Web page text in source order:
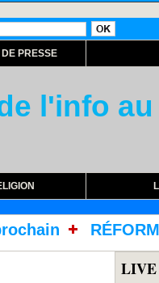
DE PRESSE
l'info au
TRAITEMENTS